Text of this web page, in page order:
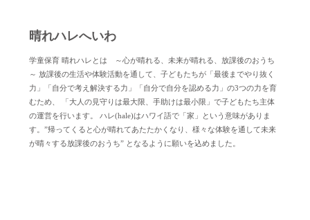
晴れハレへいわ
学童保育 晴れハレとは ～心が晴れる、未来が晴れる、放課後のおうち
～ 放課後の生活や体験活動を通して、子どもたちが「最後までやり抜く
力」「自分で考え解決する力」「自分で自分を認める力」の3つの力を育
むため、 「大人の見守りは最大限、手助けは最小限」で子どもたち主体
の運営を行います。 ハレ(hale)はハワイ語で「家」という意味がありま
す。”帰ってくると心が晴れてあたたかくなり、様々な体験を通して未来
が晴々する放課後のおうち” となるように願いを込めました。